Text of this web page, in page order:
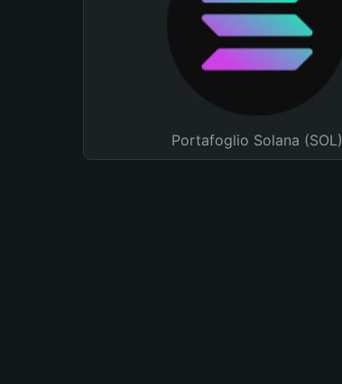
Portafoglio Solana (SOL)